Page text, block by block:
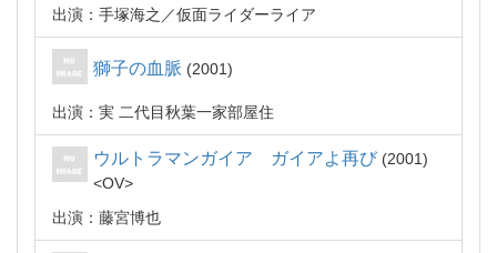
出演：手塚海之／仮面ライダーライア
獅子の血脈 2001
出演：実 二代目秋葉一家部屋住
ウルトラマンガイア ガイアよ再び
2001
OV
出演：藤宮博也